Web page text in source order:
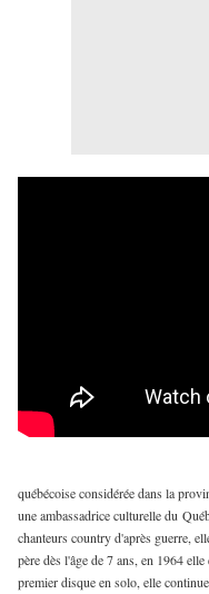
québécoise considérée dans la
une ambassadrice culturelle du
chanteurs country d'après guerre,
père dès l'âge de 7 ans, en 1964
premier disque en solo, elle